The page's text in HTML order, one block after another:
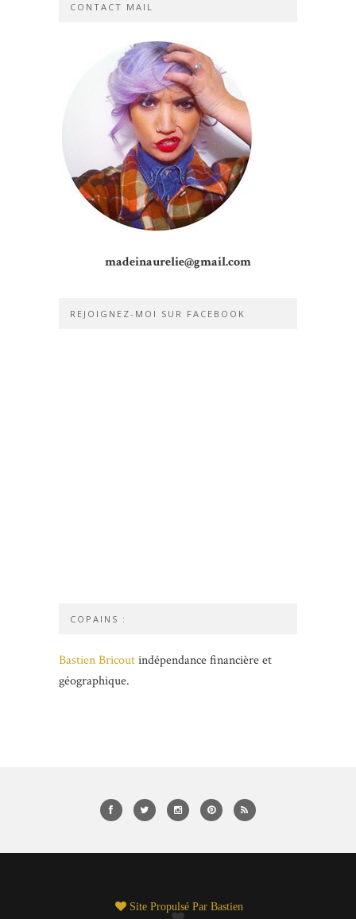
CONTACT MAIL
madeinaurelie@gmail.com
REJOIGNEZ-MOI SUR FACEBOOK
COPAINS :
Bastien Bricoutindépendance financière et
géographique.
Site Propulsé Par Bastien